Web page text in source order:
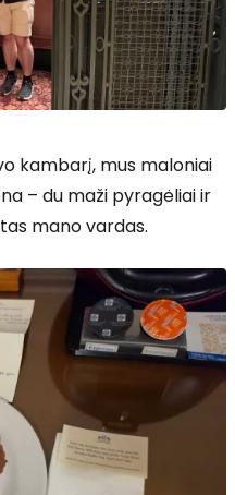
kambarį, mus maloniai
– du maži pyragėliai ir
mano vardas.